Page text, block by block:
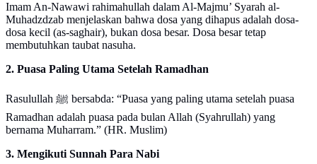
Imam An-Nawawi rahimahullah dalam Al-Majmu’ Syarah al-
Muhadzdzab menjelaskan bahwa dosa yang dihapus adalah dosa-
dosa kecil (as-saghair), bukan dosa besar. Dosa besar tetap
membutuhkan taubat nasuha.
2. Puasa Paling Utama Setelah Ramadhan
Rasulullah ﷺ bersabda: “Puasa yang paling utama setelah puasa
Ramadhan adalah puasa pada bulan Allah (Syahrullah) yang
bernama Muharram.” (HR. Muslim)
3. Mengikuti Sunnah Para Nabi